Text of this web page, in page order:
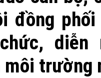
đồng
diễn
trường